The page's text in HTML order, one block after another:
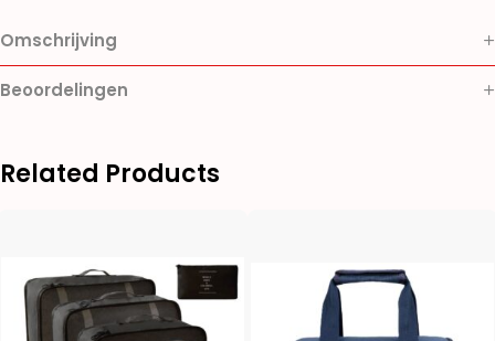
Omschrijving
Beoordelingen
Related Products